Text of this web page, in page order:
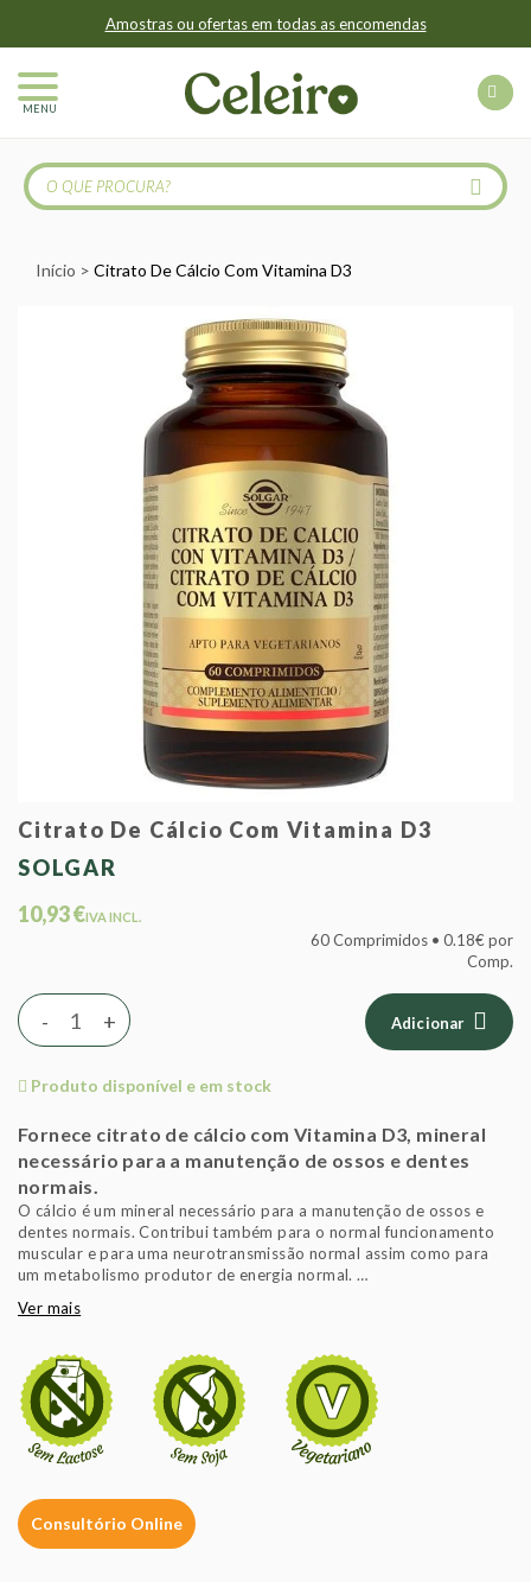
Amostras ou ofertas em todas as encomendas
MENU
Início Citrato De Cálcio Com Vitamina D3
Citrato De Cálcio Com Vitamina D3
SOLGAR
10,93 €IVA INCL.
60 Comprimidos • 0.18€ por
Comp.
+
- Adicionar
Produto disponível e em stock
Fornece citrato de cálcio com Vitamina D3, mineral
necessário para a manutenção de ossos e dentes
normais.
O cálcio é um mineral necessário para a manutenção de ossos e
dentes normais. Contribui também para o normal funcionamento
muscular e para uma neurotransmissão normal assim como para
um metabolismo produtor de energia normal.
4 comprimidos tomados de acordo com o modo de tomar descrito
para se obterem os efeitos benéficos descritos.
É importante seguir um regime alimentar variado e equilibrado e
um estilo de vida saudável.
Ver mais
Consultório Online